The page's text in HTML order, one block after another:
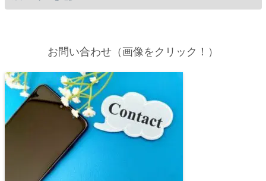
お問い合わせ（画像をクリック！）